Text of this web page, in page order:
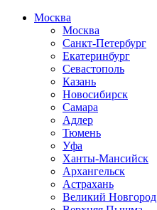
Москва
Москва
Санкт-Петербург
Екатеринбург
Севастополь
Казань
Новосибирск
Самара
Адлер
Тюмень
Уфа
Ханты-Мансийск
Архангельск
Астрахань
Великий Новгород